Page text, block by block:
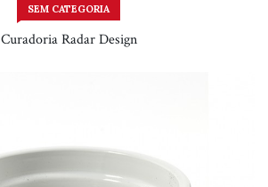
SEM CATEGORIA
Curadoria Radar Design